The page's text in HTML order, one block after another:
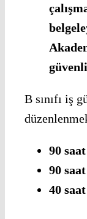
B sınıfı iş
90
90
40